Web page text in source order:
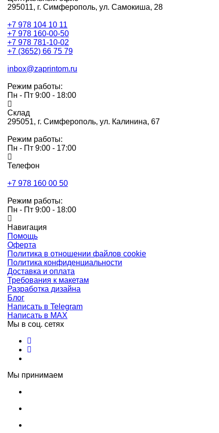
295011, г. Симферополь, ул. Самокиша, 28
+7 978 104 10 11
+7 978 160-00-50
+7 978 781-10-02
+7 (3652) 66 75 79
inbox@zaprintom.ru
Режим работы:
Пн - Пт 9:00 - 18:00
Склад
295051, г. Симферополь, ул. Калинина, 67
Режим работы:
Пн - Пт 9:00 - 17:00
Телефон
+7 978 160 00 50
Режим работы:
Пн - Пт 9:00 - 18:00
Навигация
Помощь
Оферта
Политика в отношении файлов cookie
Политика конфиденциальности
Доставка и оплата
Требования к макетам
Разработка дизайна
Блог
Написать в Telegram
Написать в MAX
Мы в соц. сетях
Мы принимаем